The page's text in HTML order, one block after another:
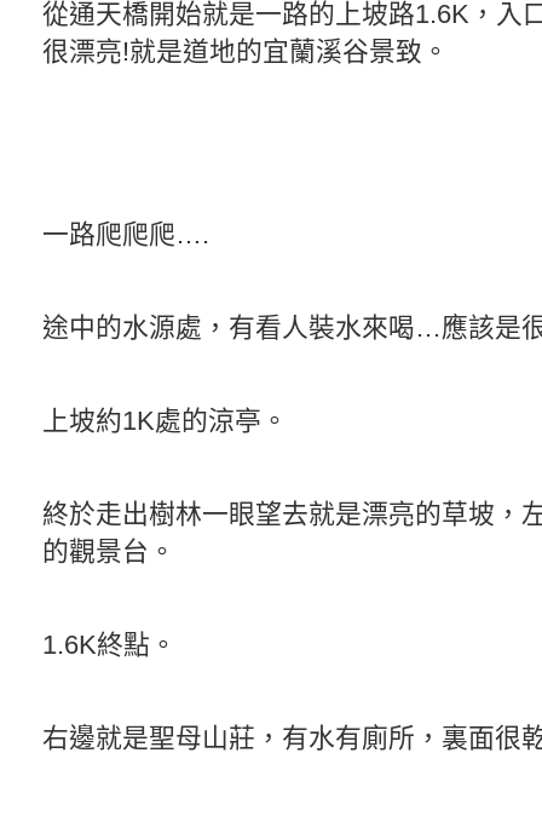
從通天橋開始就是一路的上坡路1.6K，入
很漂亮!就是道地的宜蘭溪谷景致。
一路爬爬爬….
途中的水源處，有看人裝水來喝…應該是
上坡約1K處的涼亭。
終於走出樹林一眼望去就是漂亮的草坡，
的觀景台。
1.6K終點。
右邊就是聖母山莊，有水有廁所，裏面很